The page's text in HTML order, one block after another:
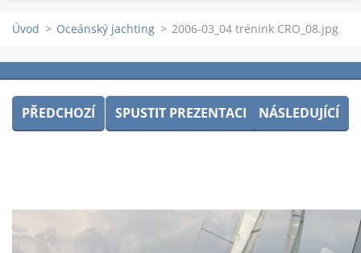
Úvod > Oceánský jachting > 2006-03_04 trénink CRO_08.jpg
PŘEDCHOZÍ SPUSTIT PREZENTACI NÁSLEDUJÍCÍ